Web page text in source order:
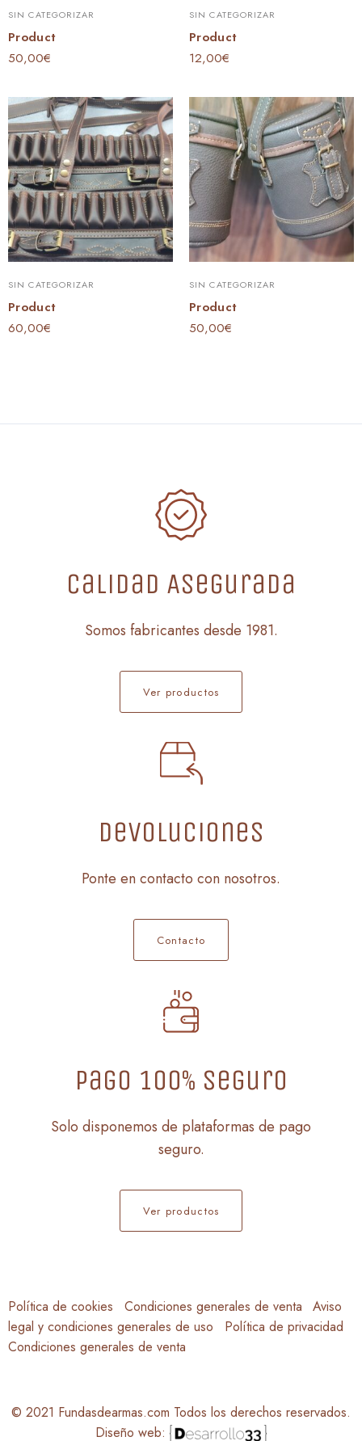
SIN CATEGORIZAR
Product
50,00€
SIN CATEGORIZAR
Product
12,00€
SIN CATEGORIZAR
Product
60,00€
SIN CATEGORIZAR
Product
50,00€
Calidad Asegurada
Somos fabricantes desde 1981.
Ver productos
Devoluciones
Ponte en contacto con nosotros.
Contacto
Pago 100% seguro
Solo disponemos de plataformas de pago
seguro.
Ver productos
Política de cookies Condiciones generales de venta
Aviso
legal y condiciones generales de uso
Política de privacidad
Condiciones generales de venta
© 2021 Fundasdearmas.com Todos los derechos reservados.
Diseño web: